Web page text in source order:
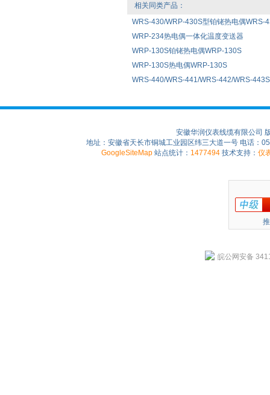
相关同类产品：
WRS-430/WRP-430S型铂铑热电偶WRS-
WRP-234热电偶一体化温度变送器
WRP-130S铂铑热电偶WRP-130S
WRP-130S热电偶WRP-130S
WRS-440/WRS-441/WRS-442/WRS-
安徽华润仪表线缆有限公司
地址：安徽省天长市铜城工业园区纬三大道一号 电话：
GoogleSiteMap 站点统计： 1477494 技术支持： 仪
皖公网安备